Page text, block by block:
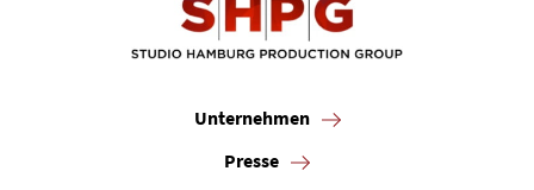
Unternehmen
Presse